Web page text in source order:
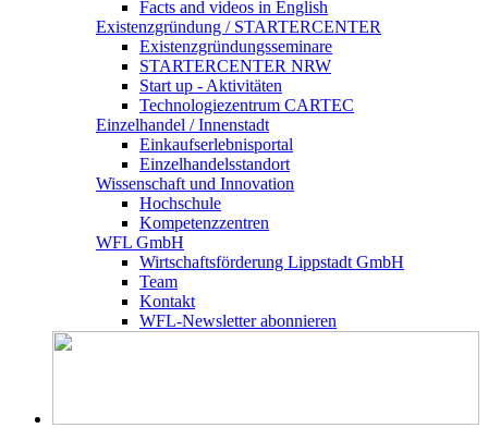
Facts and videos in English
Existenz­gründung / STARTERCENTER
Existenzgründungsseminare
STARTERCENTER NRW
Start up - Aktivitäten
Technologiezentrum CARTEC
Einzelhandel / Innenstadt
Einkaufserlebnisportal
Einzelhandelsstandort
Wissenschaft und Innovation
Hochschule
Kompetenzzentren
WFL GmbH
Wirtschaftsförderung Lippstadt GmbH
Team
Kontakt
WFL-Newsletter abonnieren